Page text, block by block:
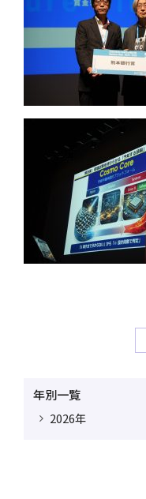
年別一覧
2026年